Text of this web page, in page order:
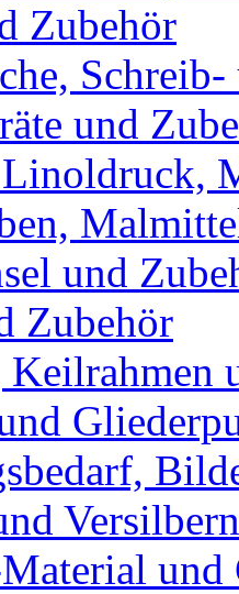
Zubehör
und
und
Zubehör
Versilbern
und